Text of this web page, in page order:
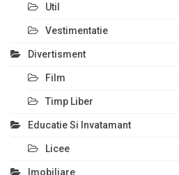
Util
Vestimentatie
Divertisment
Film
Timp Liber
Educatie Si Invatamant
Licee
Imobiliare